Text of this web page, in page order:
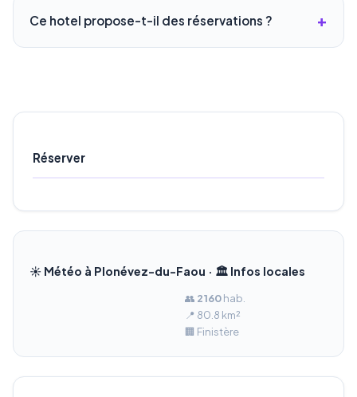
Ce hotel propose-t-il des réservations ?
Réserver
☀️ Météo à Plonévez-du-Faou · 🏛️ Infos locales
👥 2 160hab.
📍 80.8 km²
🏢 Finistère